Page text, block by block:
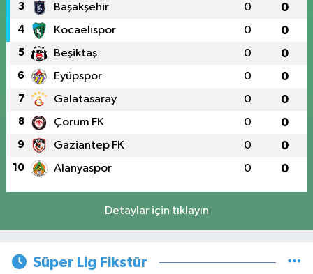
3 Başakşehir 0 0
4 Kocaelispor 0 0
5 Beşiktaş 0 0
6 Eyüpspor 0 0
7 Galatasaray 0 0
8 Çorum FK 0 0
9 Gaziantep FK 0 0
10 Alanyaspor 0 0
Detaylar için tıklayın
Süper Lig Fikstür